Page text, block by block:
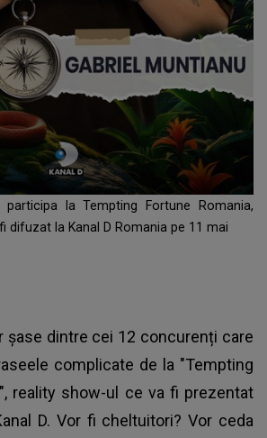
participa la Tempting Fortune Romania,
difuzat la Kanal D Romania pe 11 mai
șase dintre cei 12 concurenți care
complicate de la "Tempting
reality show-ul ce va fi prezentat
D. Vor fi cheltuitori? Vor ceda